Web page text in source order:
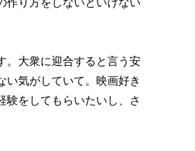
。大衆に迎合すると言う安
い気がしていて。映画好き
験をしてもらいたいし、さ